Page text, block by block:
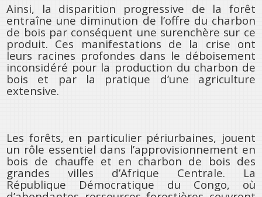
Ainsi, la disparition progressive de la forêt
entraîne une diminution de l’offre du charbon
de bois par conséquent une surenchère sur ce
produit. Ces manifestations de la crise ont
leurs racines profondes dans le déboisement
inconsidéré pour la production du charbon de
bois et par la pratique d’une agriculture
extensive.
Les forêts, en particulier périurbaines, jouent
un rôle essentiel dans l’approvisionnement en
bois de chauffe et en charbon de bois des
grandes villes d’Afrique Centrale. La
République Démocratique du Congo, où